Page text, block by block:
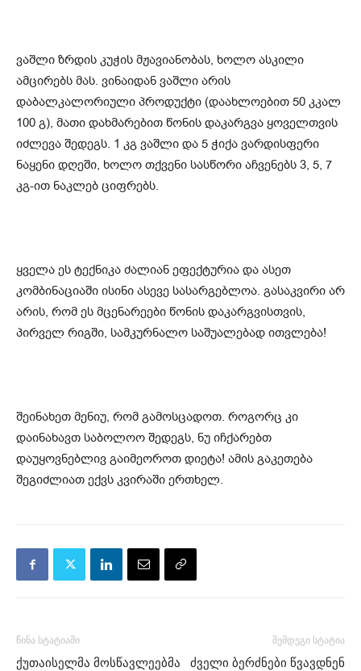
ვაშლი ზრდის კუჭის მჟავიანობას, ხოლო ასკილი
ამცირებს მას. ვინაიდან ვაშლი არის
დაბალკალორიული პროდუქტი (დაახლოებით 50 კკალ
100 გ), მათი დახმარებით წონის დაკარგვა ყოველთვის
იძლევა შედეგს. 1 კგ ვაშლი და 5 ჭიქა ვარდისფერი
ნაყენი დღეში, ხოლო თქვენი სასწორი აჩვენებს 3, 5, 7
კგ-ით ნაკლებ ციფრებს.
ყველა ეს ტექნიკა ძალიან ეფექტურია და ასეთ
კომბინაციაში ისინი ასევე სასარგებლოა. გასაკვირი არ
არის, რომ ეს მცენარეები წონის დაკარგვისთვის,
პირველ რიგში, სამკურნალო საშუალებად ითვლება!
შეინახეთ მენიუ, რომ გამოსცადოთ. როგორც კი
დაინახავთ საბოლოო შედეგს, ნუ იჩქარებთ
დაუყოვნებლივ გაიმეოროთ დიეტა! ამის გაკეთება
შეგიძლიათ ექვს კვირაში ერთხელ.
წინა სტატიაში
ქუთაისელმა მოსწავლეებმა
შემდეგი სტატია
ძველი ბერძნები წვავდნენ